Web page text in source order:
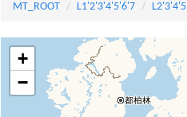
MT_ROOT L1'2'3'4'5'6'7
+
−